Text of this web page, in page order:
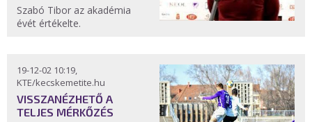
Szabó Tibor az akadémia
évét értékelte.
19-12-02 10:19,
KTE/kecskemetite.hu
VISSZANÉZHETŐ A
TELJES MÉRKŐZÉS